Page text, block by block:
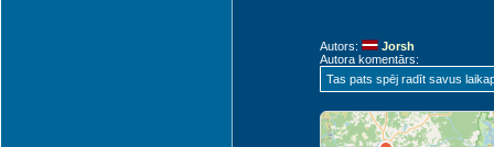
Autors:
Jorsh
Autora komentārs:
Tas pats spēj radīt savus